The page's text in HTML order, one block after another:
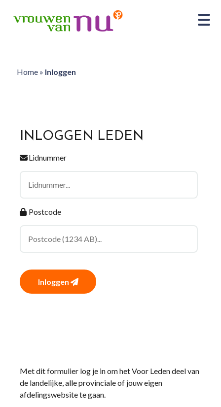
Home» Inloggen
INLOGGEN LEDEN
Lidnummer
Postcode
Inloggen
Met dit formulier log je in om het Voor Leden deel van
de landelijke, alle provinciale of jouw eigen
afdelingswebsite te gaan.